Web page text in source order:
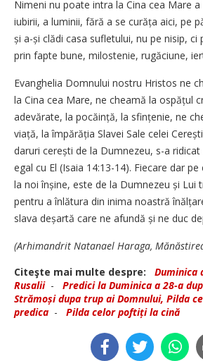
Nimeni nu poate intra la Cina cea Mare
iubirii, a luminii, fără a se curăța aici, pe
și a-și clădi casa sufletului, nu pe nisip, ci
prin fapte bune, milostenie, rugăciune,
Evanghelia Domnului nostru Hristos ne
la Cina cea Mare, ne cheamă la ospățul
adevărate, la pocăință, la sfințenie, ne
viață, la împărăția Slavei Sale celei
daruri cerești de la Dumnezeu, s-a
egal cu El (Isaia 14:13-14). Fiecare dar
la noi înșine, este de la Dumnezeu și Lui
pentru a înlătura din inima noastră
slava deșartă care ne afundă și ne duc
(Arhimandrit Natanael Haraga,
Citeşte mai multe despre:
Duminica
Rusalii- Predici la Duminica a 28-a
Strămoși dupa trup ai Domnului, Pilda
predica - Pilda celor poftiți la cină